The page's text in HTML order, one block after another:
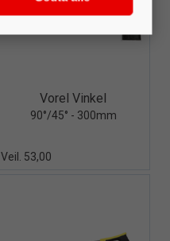
Quick View+
Vorel Vinkel
90°/45° - 300mm
Veil. 53,00